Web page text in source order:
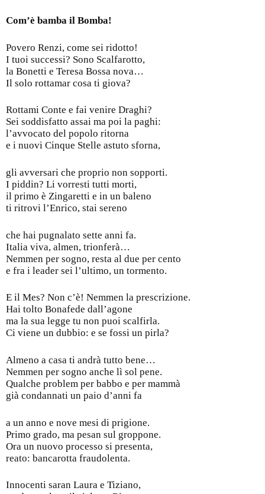
Com’è bamba il Bomba!
Povero Renzi, come sei ridotto!
I tuoi successi? Sono Scalfarotto,
la Bonetti e Teresa Bossa nova…
Il solo rottamar cosa ti giova?
Rottami Conte e fai venire Draghi?
Sei soddisfatto assai ma poi la paghi:
l’avvocato del popolo ritorna
e i nuovi Cinque Stelle astuto sforna,
gli avversari che proprio non sopporti.
I piddin? Li vorresti tutti morti,
il primo è Zingaretti e in un baleno
ti ritrovi l’Enrico, stai sereno
che hai pugnalato sette anni fa.
Italia viva, almen, trionferà…
Nemmen per sogno, resta al due per cento
e fra i leader sei l’ultimo, un tormento.
E il Mes? Non c’è! Nemmen la prescrizione.
Hai tolto Bonafede dall’agone
ma la sua legge tu non puoi scalfirla.
Ci viene un dubbio: e se fossi un pirla?
Almeno a casa ti andrà tutto bene…
Nemmen per sogno anche lì sol pene.
Qualche problem per babbo e per mammà
già condannati un paio d’anni fa
a un anno e nove mesi di prigione.
Primo grado, ma pesan sul groppone.
Ora un nuovo processo si presenta,
reato: bancarotta fraudolenta.
Innocenti saran Laura e Tiziano,